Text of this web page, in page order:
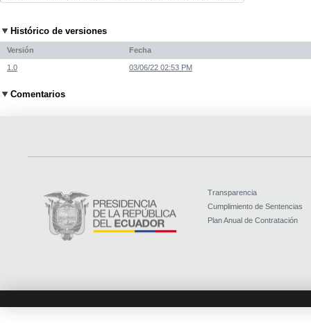
Histórico de versiones
Versión Fecha
1.0 03/06/22 02:53 PM
Comentarios
Transparencia
Cumplimiento de Sentencias
Plan Anual de Contratación